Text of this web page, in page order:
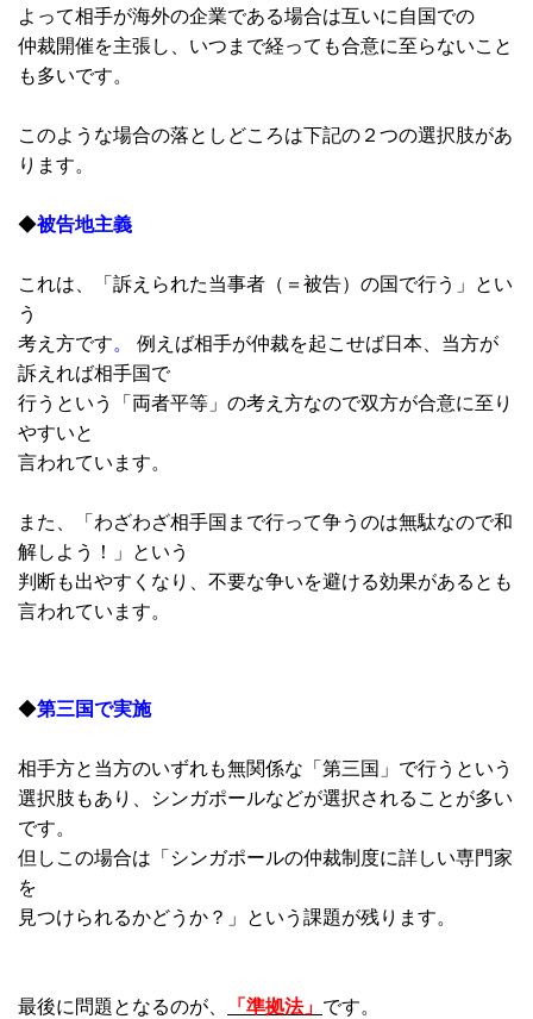
よって相手が海外の企業である場合は互いに自国での
仲裁開催を主張し、いつまで経っても合意に至らないこと
も多いです。
このような場合の落としどころは下記の２つの選択肢があ
ります。
◆被告地主義
これは 、「訴えられた当事者（＝被告）の国で行う」とい
う
考え方です。 例えば相手が仲裁を起こせば日本、当方が
訴えれば相手国で
行うという「両者平等」の考え方なので双方が合意に至り
やすいと
言われています。
また、「わざわざ相手国まで行って争うのは無駄なので和
解しよう！」という
判断も出やすくなり、不要な争いを避ける効果があるとも
言われています。
◆第三国で実施
相手方と当方のいずれも無関係な「第三国」で行うという
選択肢もあり、シンガポールなどが選択されることが多い
です。
但しこの場合は「シンガポールの仲裁制度に詳しい専門家
を
見つけられるかどうか？」という課題が残ります。
最後に問題となるのが、 「準拠法」 です。